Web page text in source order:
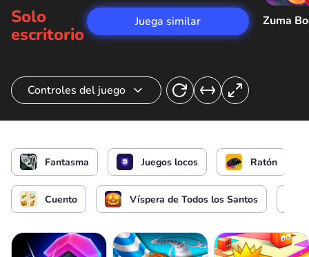
Solo
escritorio
Juega similar Zuma
Controles del juego
Dibuja símbolos para hechizos mágicos o
Fantasma Juegos locos Ratón
Cuento Víspera de Todos los Santos